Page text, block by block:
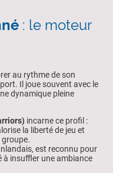
: le moteur
au rythme de son
Il joue souvent avec le
dynamique pleine
incarne ce profil :
la liberté de jeu et
groupe.
est reconnu pour
à insuffler une ambiance